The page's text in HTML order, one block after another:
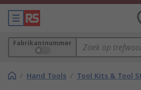
Fabrikantnummer
/ Hand Tools / Tool Kits & Tool